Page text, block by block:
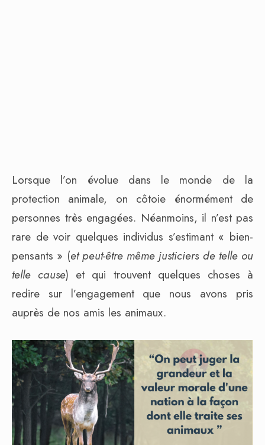
Lorsque l’on évolue dans le monde de la
protection animale, on côtoie énormément de
personnes très engagées. Néanmoins, il n’est pas
rare de voir quelques individus s’estimant « bien-
pensants » (et peut-être même justiciers de telle ou
telle cause) et qui trouvent quelques choses à
redire sur l’engagement que nous avons pris
auprès de nos amis les animaux.